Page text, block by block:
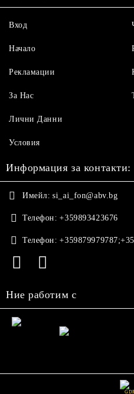
Вход
Начало
Рекламации
За Нас
Лични Данни
Условия
Информация за контакти:
Имейл: si_ai_fon@abv.bg
Телефон: +359893423676
Телефон:
Ние работим с